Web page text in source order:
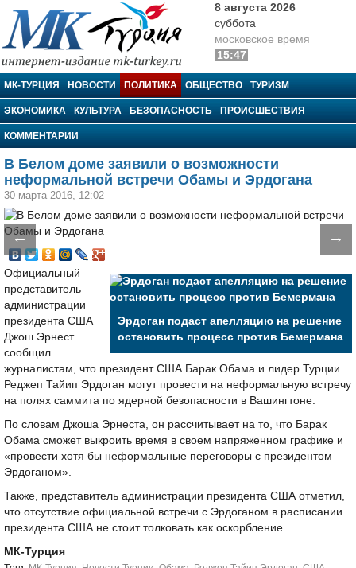
МК-Турция
8 августа 2026
суббота
московское время
15:47
МК-ТУРЦИЯ НОВОСТИ ПОЛИТИКА ОБЩЕСТВО ТУРИЗМ
ЭКОНОМИКА КУЛЬТУРА БЕЗОПАСНОСТЬ ПРОИСШЕСТВИЯ
КОММЕНТАРИИ
В Белом доме заявили о возможности
неформальной встречи Обамы и Эрдогана
30 марта 2016, 12:02
← →
Эрдоган подаст апелляцию на решение
остановить процесс против Бемермана
Официальный
представитель
администрации
президента США
Джош Эрнест
сообщил
журналистам, что президент США Барак Обама и лидер Турции
Реджеп Тайип Эрдоган могут провести на неформальную встречу
на полях саммита по ядерной безопасности в Вашингтоне.
По словам Джоша Эрнеста, он рассчитывает на то, что Барак
Обама сможет выкроить время в своем напряженном графике и
«провести хотя бы неформальные переговоры с президентом
Эрдоганом».
Также, представитель администрации президента США отметил,
что отсутствие официальной встречи с Эрдоганом в расписании
президента США не стоит толковать как оскорбление.
МК-Турция